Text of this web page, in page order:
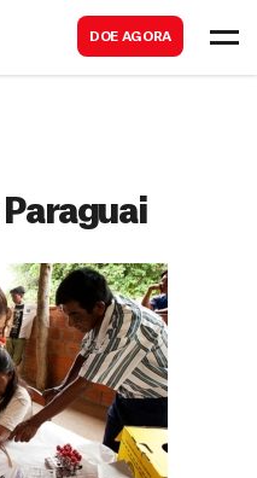
DOE AGORA
Paraguai